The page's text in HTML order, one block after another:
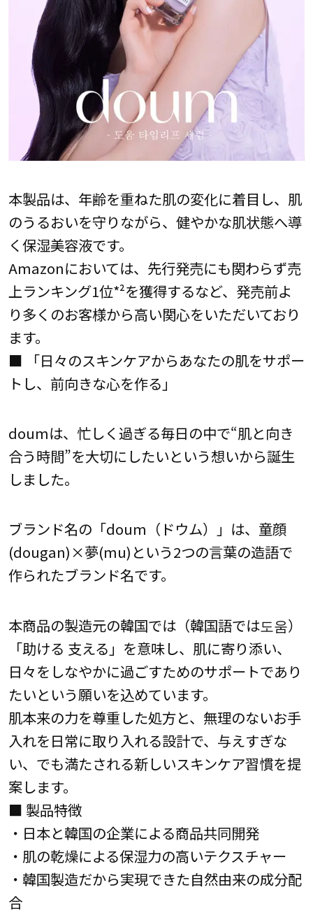
本製品は、年齢を重ねた肌の変化に着目し、肌
のうるおいを守りながら、健やかな肌状態へ導
く保湿美容液です。
Amazonにおいては、先行発売にも関わらず売
上ランキング1位*²を獲得するなど、発売前よ
り多くのお客様から高い関心をいただいており
ます。
■ 「日々のスキンケアからあなたの肌をサポー
トし、前向きな心を作る」
doumは、忙しく過ぎる毎日の中で“肌と向き
合う時間”を大切にしたいという想いから誕生
しました。
ブランド名の「doum（ドウム）」は、童顔
(dougan)×夢(mu)という2つの言葉の造語で
作られたブランド名です。
本商品の製造元の韓国では（韓国語では도움）
「助ける 支える」を意味し、肌に寄り添い、
日々をしなやかに過ごすためのサポートであり
たいという願いを込めています。
肌本来の力を尊重した処方と、無理のないお手
入れを日常に取り入れる設計で、与えすぎな
い、でも満たされる新しいスキンケア習慣を提
案します。
■ 製品特徴
・日本と韓国の企業による商品共同開発
・肌の乾燥による保湿力の高いテクスチャー
・韓国製造だから実現できた自然由来の成分配
合